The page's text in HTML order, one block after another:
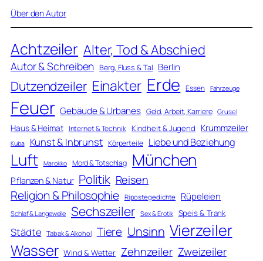
Über den Autor
Achtzeiler Alter, Tod & Abschied
Autor & Schreiben Berg, Fluss & Tal Berlin
Dutzendzeiler Einakter Erde Essen Fahrzeuge
Feuer Gebäude & Urbanes Geld, Arbeit, Karriere Grusel
Haus & Heimat Internet & Technik Kindheit & Jugend Krummzeiler
Kuba Kunst & Inbrunst Körperteile Liebe und Beziehung
Luft Marokko Mord & Totschlag München
Pflanzen & Natur Politik Reisen
Religion & Philosophie Ripostegedichte Rüpeleien
Schlaf & Langeweile Sechszeiler Sex & Erotik Speis & Trank
Städte Tabak & Alkohol Tiere Unsinn Vierzeiler
Wasser Wind & Wetter Zehnzeiler Zweizeiler